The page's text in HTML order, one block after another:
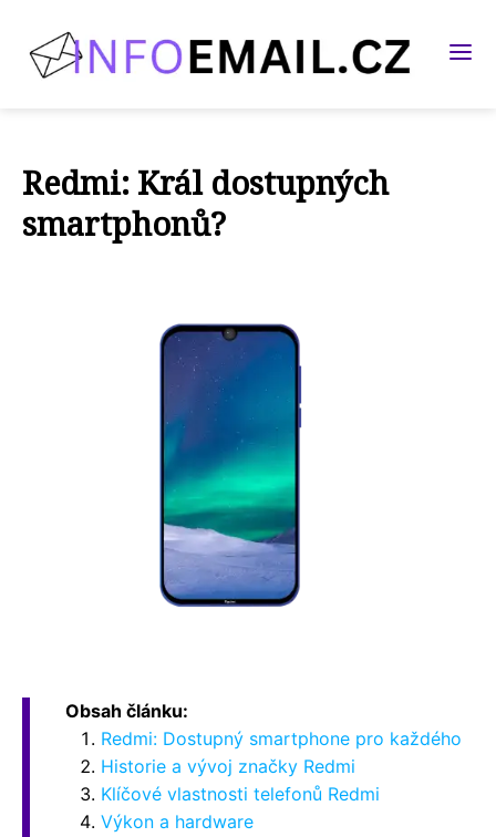
Redmi: Král dostupných
smartphonů?
Obsah článku:
Redmi: Dostupný smartphone pro každého
Historie a vývoj značky Redmi
Klíčové vlastnosti telefonů Redmi
Výkon a hardware